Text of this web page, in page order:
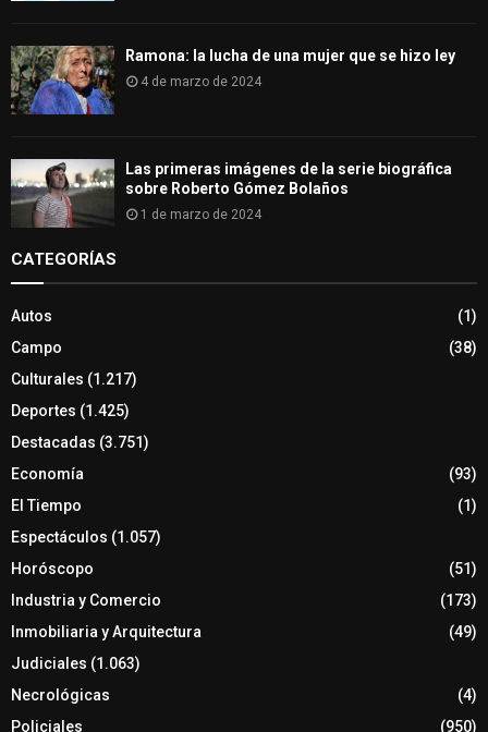
Ramona: la lucha de una mujer que se hizo ley
4 de marzo de 2024
Las primeras imágenes de la serie biográfica
sobre Roberto Gómez Bolaños
1 de marzo de 2024
CATEGORÍAS
Autos
(1)
Campo
(38)
Culturales (1.217)
Deportes (1.425)
Destacadas (3.751)
Economía
(93)
El Tiempo
(1)
Espectáculos (1.057)
Horóscopo
(51)
Industria y Comercio
(173)
Inmobiliaria y Arquitectura
(49)
Judiciales (1.063)
Necrológicas
(4)
Policiales
(950)